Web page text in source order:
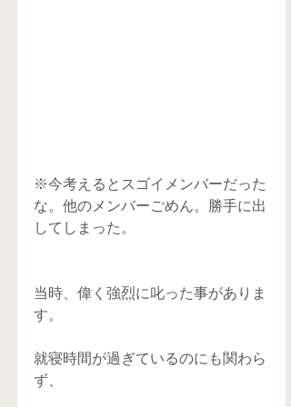
※今考えるとスゴイメンバーだった
な。他のメンバーごめん。勝手に出
してしまった。
当時、偉く強烈に叱った事がありま
す。
就寝時間が過ぎているのにも関わら
ず、